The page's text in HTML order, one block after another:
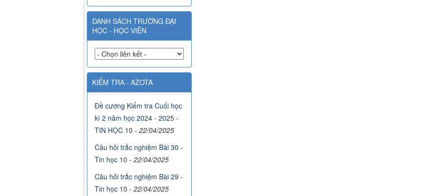
DANH SÁCH TRƯỜNG ĐẠI
HỌC - HỌC VIỆN
KIỂM TRA - AZOTA
Đề cương Kiểm tra Cuối học
kì 2 năm học 2024 - 2025 -
TIN HỌC 10 - 22/04/2025
Câu hỏi trắc nghiệm Bài 30 -
Tin học 10 - 22/04/2025
Câu hỏi trắc nghiệm Bài 29 -
Tin học 10 - 22/04/2025